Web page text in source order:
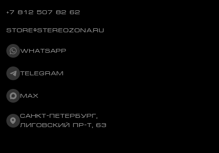
+7 812 507 82 62
STORE@STEREOZONA.RU
WHATSAPP
TELEGRAM
MAX
САНКТ-ПЕТЕРБУРГ,
ЛИГОВСКИЙ ПР-Т, 63